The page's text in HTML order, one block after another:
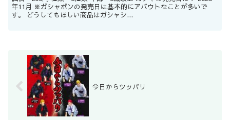
年11月 ※ガシャポンの発売日は基本的にアバウトなことが多いで
す。 どうしてもほしい商品はガシャシ...
今日からツッパリ